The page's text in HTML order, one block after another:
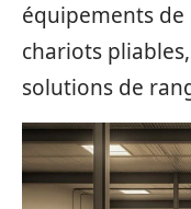
équipements
chariots
solutions de